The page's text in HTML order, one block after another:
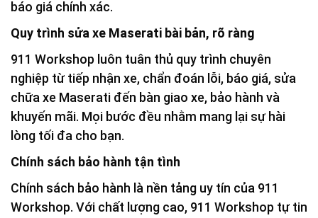
báo giá chính xác.
Quy trình sửa xe Maserati bài bản, rõ ràng
911 Workshop luôn tuân thủ quy trình chuyên
nghiệp từ tiếp nhận xe, chẩn đoán lỗi, báo giá, sửa
chữa xe Maserati đến bàn giao xe, bảo hành và
khuyến mãi. Mọi bước đều nhằm mang lại sự hài
lòng tối đa cho bạn.
Chính sách bảo hành tận tình
Chính sách bảo hành là nền tảng uy tín của 911
Workshop. Với chất lượng cao, 911 Workshop tự tin